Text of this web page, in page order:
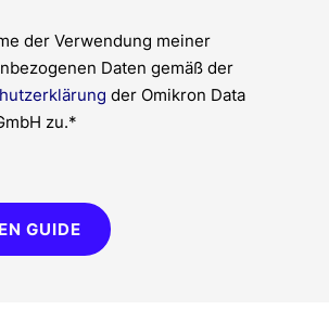
der Verwendung meiner
Daten gemäß der
der Omikron Data
zu.*
GUIDE